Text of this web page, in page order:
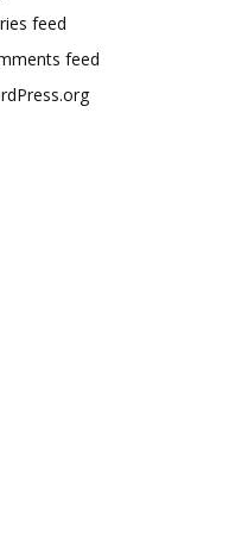
feed
feed